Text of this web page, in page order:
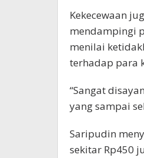
Kekecewaan
mendampingi
menilai
terhadap para
“Sangat
yang sampai
Saripudin
sekitar Rp450